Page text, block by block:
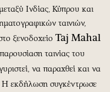
Ινδίας, Κύπρου και
ταινιών,
ξενοδοχείο Taj Mahal
ταινίας του
να παραχθεί και να
Η εκδήλωση συγκέντρωσε